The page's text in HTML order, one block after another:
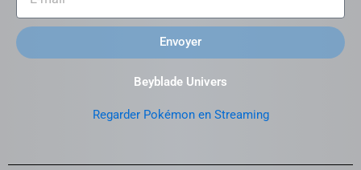
Envoyer
Beyblade Univers
Regarder Pokémon en Streaming